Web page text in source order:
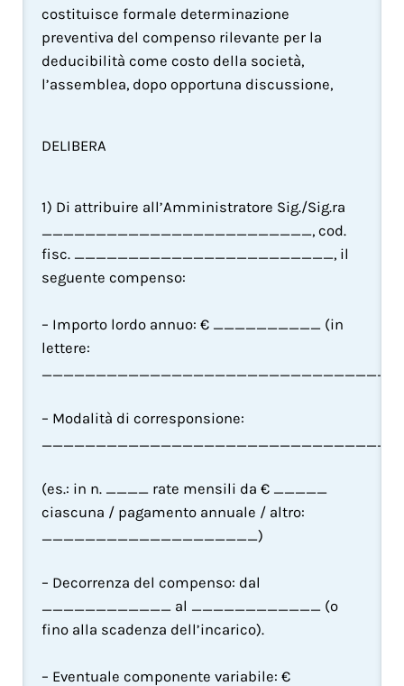
costituisce formale determinazione
preventiva del compenso rilevante per la
deducibilità come costo della società,
l’assemblea, dopo opportuna discussione,
DELIBERA
1) Di attribuire all’Amministratore Sig./Sig.ra
_________________________, cod.
fisc. ________________________, il
seguente compenso:
– Importo lordo annuo: € __________ (in
lettere:
– Modalità di corresponsione:
(es.: in n. ____ rate mensili da € _____
ciascuna / pagamento annuale / altro:
____________________)
– Decorrenza del compenso: dal
____________ al ____________ (o
fino alla scadenza dell’incarico).
– Eventuale componente variabile: €